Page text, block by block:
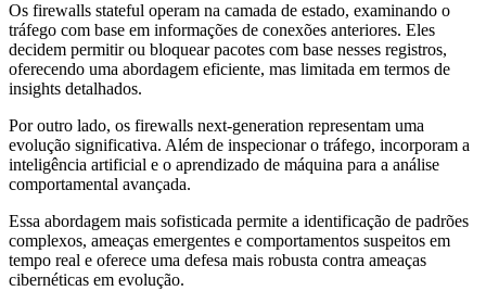
Os firewalls stateful operam na camada de estado, examinando o
tráfego com base em informações de conexões anteriores. Eles
decidem permitir ou bloquear pacotes com base nesses registros,
oferecendo uma abordagem eficiente, mas limitada em termos de
insights detalhados.
Por outro lado, os firewalls next-generation representam uma
evolução significativa. Além de inspecionar o tráfego, incorporam a
inteligência artificial e o aprendizado de máquina para a análise
comportamental avançada.
Essa abordagem mais sofisticada permite a identificação de padrões
complexos, ameaças emergentes e comportamentos suspeitos em
tempo real e oferece uma defesa mais robusta contra ameaças
cibernéticas em evolução.